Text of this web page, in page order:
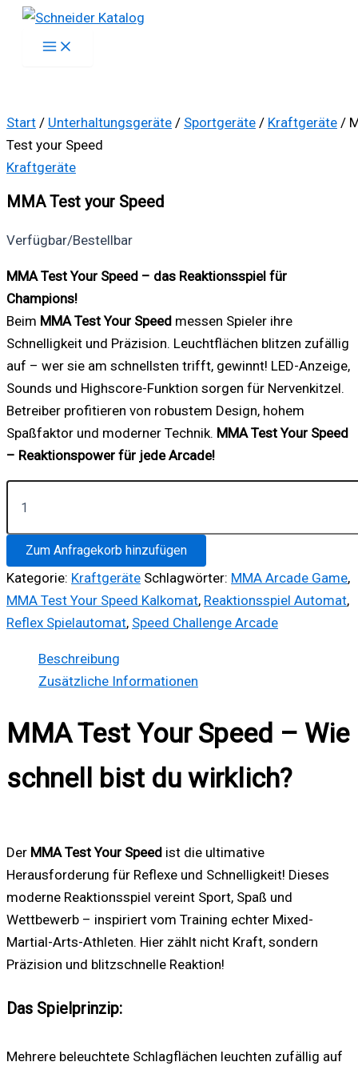
Zum
Start / Unterhaltungsgeräte / Sportgeräte / Kraftgeräte /
Test your Speed
Kraftgeräte
MMA Test your Speed
Verfügbar/Bestellbar
MMA Test Your Speed – das Reaktionsspiel für
Champions!
Beim MMA Test Your Speed messen Spieler ihre
Schnelligkeit und Präzision. Leuchtflächen blitzen zufällig
auf – wer sie am schnellsten trifft, gewinnt! LED-Anzeige,
Sounds und Highscore-Funktion sorgen für Nervenkitzel.
Betreiber profitieren von robustem Design, hohem
Spaßfaktor und moderner Technik. MMA Test Your Speed
– Reaktionspower für jede Arcade!
MMA
Test
Speed
MengeZum Anfragekorb hinzufügen
Kategorie: Kraftgeräte Schlagwörter: MMA Arcade Game,
MMA Test Your Speed Kalkomat, Reaktionsspiel Automat,
Reflex Spielautomat, Speed Challenge Arcade
Beschreibung
Zusätzliche Informationen
MMA Test Your Speed – Wie
schnell bist du wirklich?
Der MMA Test Your Speed ist die ultimative
Herausforderung für Reflexe und Schnelligkeit! Dieses
moderne Reaktionsspiel vereint Sport, Spaß und
Wettbewerb – inspiriert vom Training echter Mixed-
Martial-Arts-Athleten. Hier zählt nicht Kraft, sondern
Präzision und blitzschnelle Reaktion!
Das Spielprinzip:
Mehrere beleuchtete Schlagflächen leuchten zufällig auf